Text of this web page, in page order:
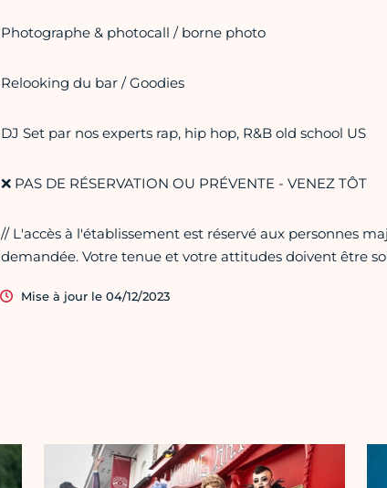
Photographe & photocall / borne photo
Relooking du bar / Goodies
DJ Set par nos experts rap, hip hop, R&B old school US
❌ PAS DE RÉSERVATION OU PRÉVENTE - VENEZ TÔT
// L'accès à l'établissement est réservé aux personnes
demandée. Votre tenue et votre attitudes doivent être
Mise à jour le 04/12/2023